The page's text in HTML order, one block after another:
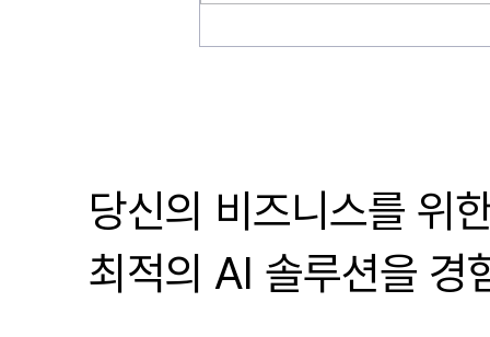
당신의 비즈니스를 위
최적의 AI 솔루션을 경